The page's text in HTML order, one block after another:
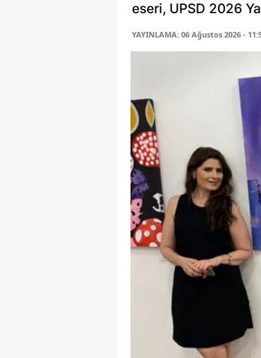
eseri, UPSD 2026
YAYINLAMA: 06 Ağustos 2026 -